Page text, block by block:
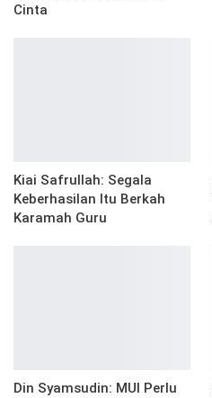
Cinta
Kiai Safrullah: Segala
Keberhasilan Itu Berkah
Karamah Guru
Din Syamsudin: MUI Perlu